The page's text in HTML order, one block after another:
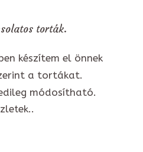
torták.
készítem el önnek
a tortákat.
módosítható.